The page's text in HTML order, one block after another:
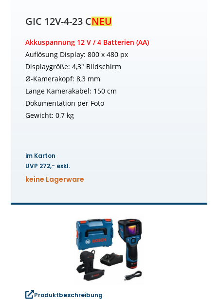
GIC 12V-4-23 CNEU
Akkuspannung 12 V / 4 Batterien (AA)
Auflösung Display: 800 x 480 px
Displaygröße: 4,3″ Bildschirm
Ø-Kamerakopf: 8,3 mm
Länge Kamerakabel: 150 cm
Dokumentation per Foto
Gewicht: 0,7 kg
im Karton
UVP 272,- exkl.
keine Lagerware
Produktbeschreibung